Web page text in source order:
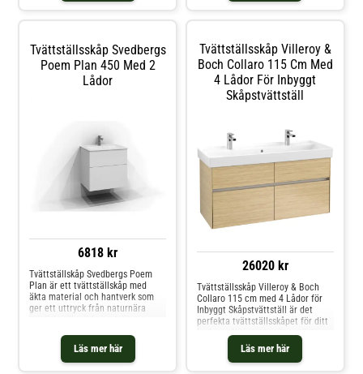
består av 48 varianter anpassade
Tvättställsskåp Svedbergs
Poem Plan 450 Med 2
Lådor
6818 kr
Läs mer här
Tvättställskåp Svedbergs Poem
Plan är ett tvättställskåp med
äkta material och hantverk som
ger ett uttryck från naturnära
Tvättställsskåp Villeroy &
Boch Collaro 115 Cm Med
4 Lådor För Inbyggt
Skåpstvättställ
26020 kr
Läs mer här
Tvättställsskåp Villeroy & Boch
Collaro 115 cm med 4 Lådor för
Inbyggt Skåpstvättställ är det
perfekta tvättställsskåpet för ditt
badrum. Kommoden är en del av
Villeroy & Boch populära serie
Collaro och består av 20 varianter
anpassade för inbyggt tvättställ.